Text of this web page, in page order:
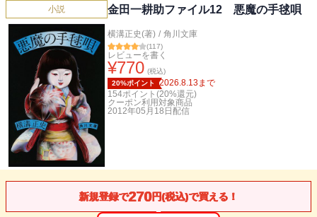
小説 金田一耕助ファイル12 悪魔の手毬唄
横溝正史(著) / 角川文庫
(117)
レビューを書く
¥770 (税込)
20%ポイント
2026.8.13まで
154ポイント(20%還元)
クーポン利用対象商品
2012年05月18日 配信
新規登録で270円(税込)で買える！